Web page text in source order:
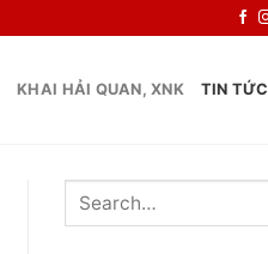
KHAI HẢI QUAN, XNK TIN TỨC